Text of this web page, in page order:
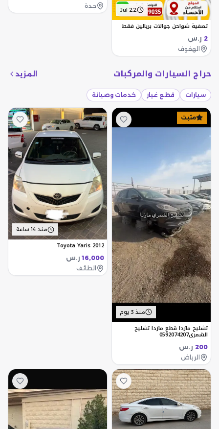
Jul 22
تصفية شواحن جوالات بريالين فقط
2 ر.س
الهفوف
جدة
حراج السيارات والمركبات المزيد
سيارات قطع غيار خدمات وصيانة
مثبت
منذ 3 يوم
تشليح مازدا قطع مازدا تشليح
الشمري0592074207
200 ر.س
الرياض
منذ 14 ساعة
Toyota Yaris 2012
16,000 ر.س
الطائف